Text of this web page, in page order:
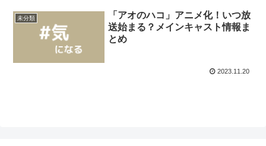
未分類
「アオのハコ」アニメ化！いつ放
送始まる？メインキャスト情報ま
とめ
2023.11.20